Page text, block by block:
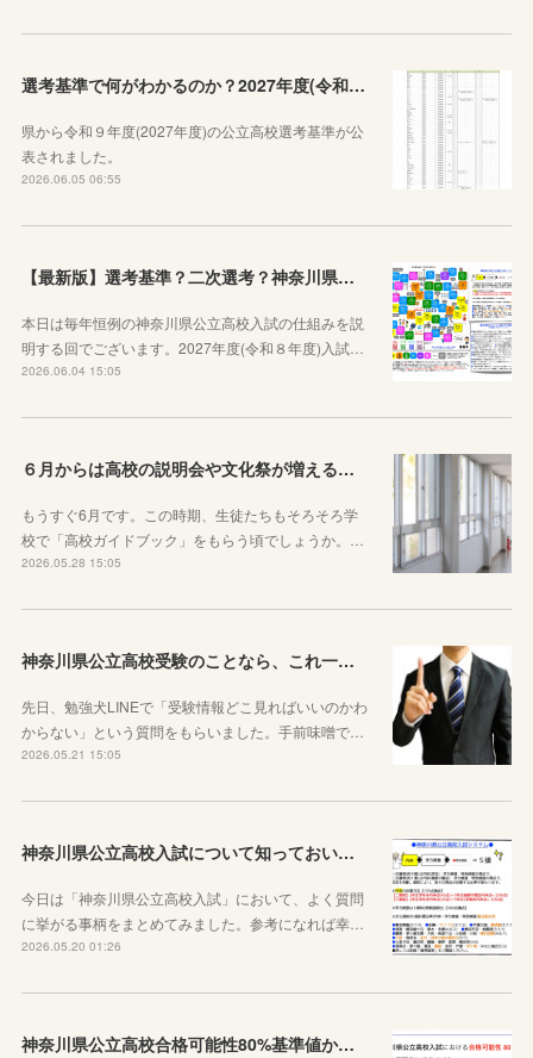
選考基準で何がわかるのか？2027年度(令和９年度)神奈川県公立高校選考基準が公表されたので見方から説明します！
県から令和９年度(2027年度)の公立高校選考基準が公
表されました。
2026.06.05 06:55
【最新版】選考基準？二次選考？神奈川県の受験の基本や公立高校入試の仕組みをシンプルに説明してみた
本日は毎年恒例の神奈川県公立高校入試の仕組みを説
明する回でございます。2027年度(令和８年度)入試…
2026.06.04 15:05
６月からは高校の説明会や文化祭が増えることを知っておきましょう
もうすぐ6月です。この時期、生徒たちもそろそろ学
校で「高校ガイドブック」をもらう頃でしょうか。…
2026.05.28 15:05
神奈川県公立高校受験のことなら、これ一本でOKです
先日、勉強犬LINEで「受験情報どこ見ればいいのかわ
からない」という質問をもらいました。手前味噌で…
2026.05.21 15:05
神奈川県公立高校入試について知っておいた方がいい10のこと
今日は「神奈川県公立高校入試」において、よく質問
に挙がる事柄をまとめてみました。参考になれば幸…
2026.05.20 01:26
神奈川県公立高校合格可能性80%基準値からわかること